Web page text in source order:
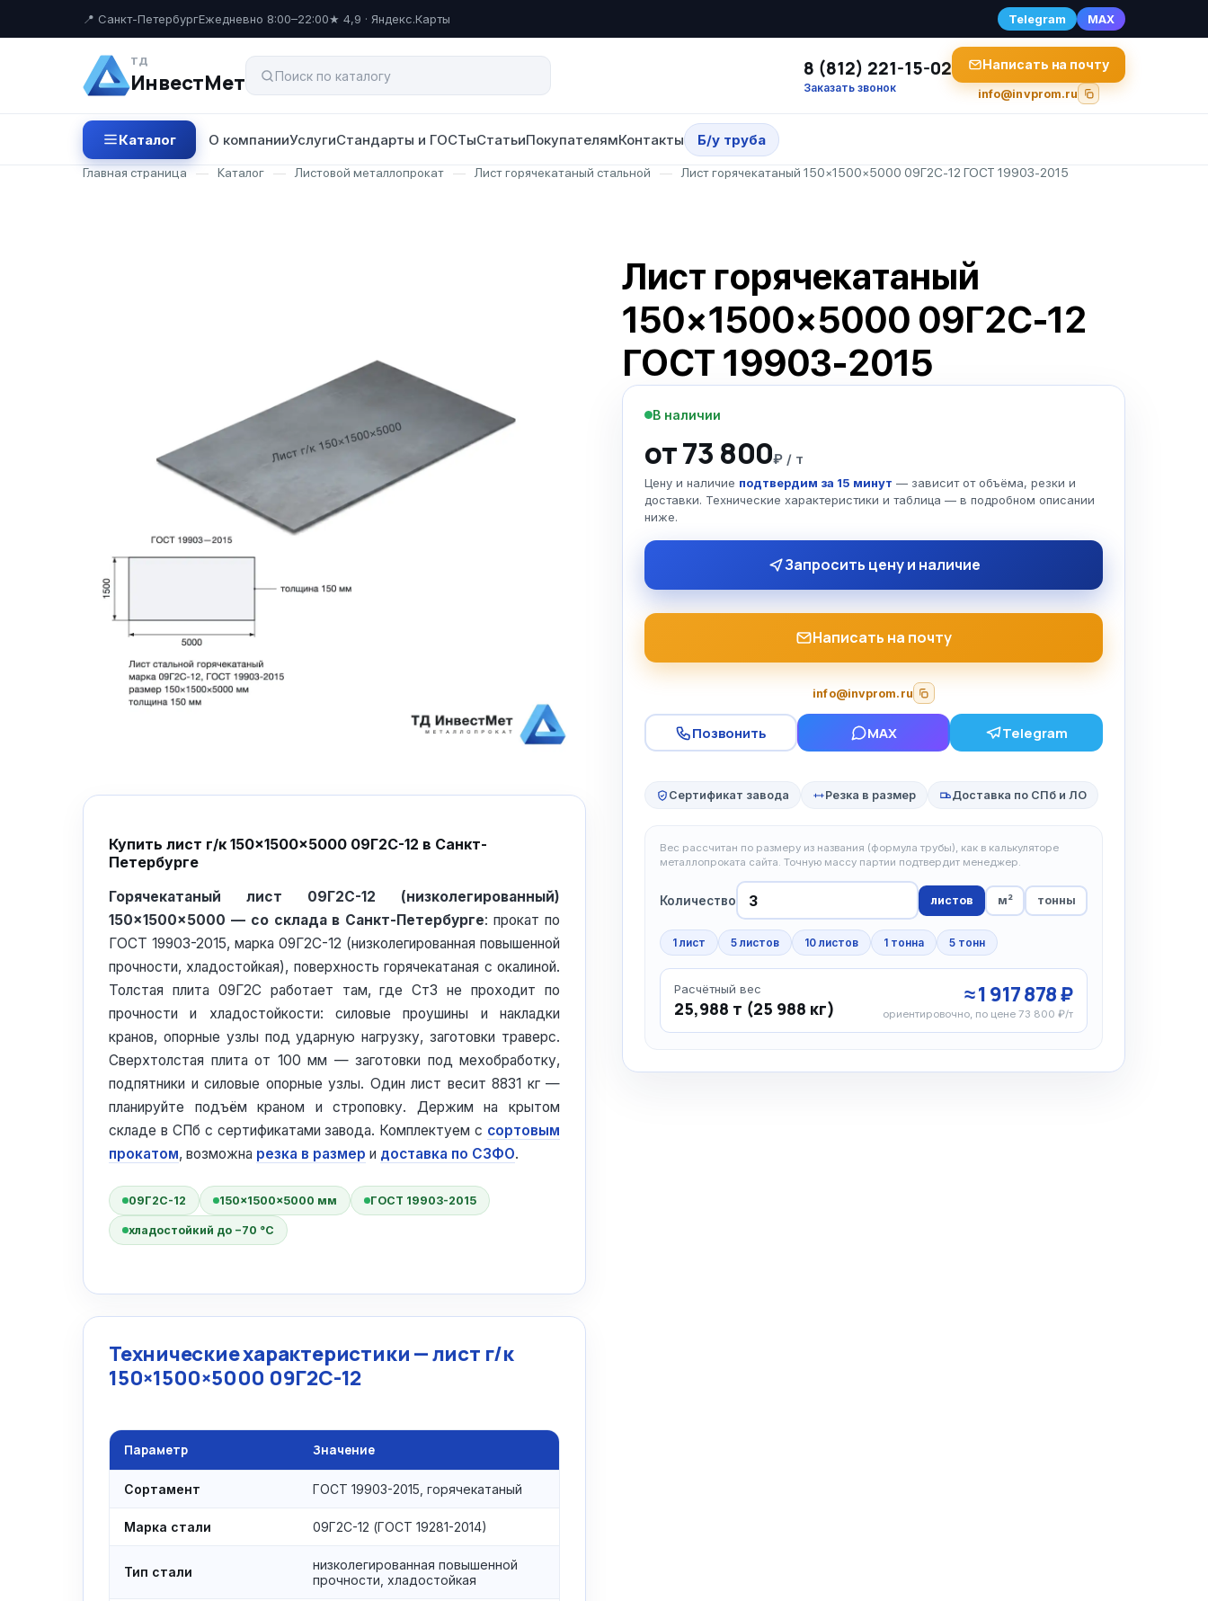
📍 Санкт-ПетербургЕжедневно 8:00–22:00★ 4,9 · Яндекс.Карты Telegram MAX
ТД
ИнвестМет
8 (812) 221-15-02
Заказать звонок
Написать на почту
info@invprom.ru
Каталог О компанииУслугиСтандарты и ГОСТыСтатьиПокупателямКонтакты Б/у труба
Главная страница — Каталог — Листовой металлопрокат — Лист горячекатаный стальной — Лист горячекатаный 150×1500×5000 09Г2С-12 ГОСТ 19903-2015
Лист горячекатаный
150×1500×5000 09Г2С-12
ГОСТ 19903-2015
В наличии
от 73 800₽ / т
Цену и наличие подтвердим за 15 минут — зависит от объёма, резки и
доставки. Технические характеристики и таблица — в подробном описании
ниже.
Запросить цену и наличие
Написать на почту
info@invprom.ru
Позвонить MAX Telegram
Сертификат завода Резка в размер Доставка по СПб и ЛО
Вес рассчитан по размеру из названия (формула трубы), как в калькуляторе
металлопроката сайта. Точную массу партии подтвердит менеджер.
Количество листов м² тонны
1 лист 5 листов 10 листов 1 тонна 5 тонн
Расчётный вес
25,988 т (25 988 кг)
≈ 1 917 878 ₽
ориентировочно, по цене 73 800 ₽/т
Купить лист г/к 150×1500×5000 09Г2С-12 в Санкт-
Петербурге
Горячекатаный лист 09Г2С-12 (низколегированный)
150×1500×5000 — со склада в Санкт-Петербурге: прокат по
ГОСТ 19903-2015, марка 09Г2С-12 (низколегированная повышенной
прочности, хладостойкая), поверхность горячекатаная с окалиной.
Толстая плита 09Г2С работает там, где Ст3 не проходит по
прочности и хладостойкости: силовые проушины и накладки
кранов, опорные узлы под ударную нагрузку, заготовки траверс.
Сверхтолстая плита от 100 мм — заготовки под мехобработку,
подпятники и силовые опорные узлы. Один лист весит 8831 кг —
планируйте подъём краном и строповку. Держим на крытом
складе в СПб с сертификатами завода. Комплектуем с сортовым
прокатом, возможна резка в размер и доставка по СЗФО.
09Г2С-12 150×1500×5000 мм ГОСТ 19903-2015
хладостойкий до −70 °C
Технические характеристики — лист г/к
150×1500×5000 09Г2С-12
Параметр Значение
Сортамент ГОСТ 19903-2015, горячекатаный
Марка стали 09Г2С-12 (ГОСТ 19281-2014)
Тип стали
низколегированная повышенной
прочности, хладостойкая